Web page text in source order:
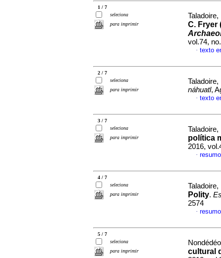
1 / 7
seleciona
para imprimir
C. Fryer
vol.74,
· texto
2 / 7
seleciona
para imprimir
náhuatl,
· texto
3 / 7
seleciona
para imprimir
política
2016,
·
4 / 7
seleciona
para imprimir
Polity.
2574
·
5 / 7
seleciona
para imprimir
cultural